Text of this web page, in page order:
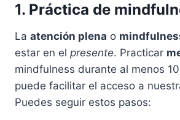
1. Práctica de
La atención plena o
estar en el presente. Practicar
mindfulness durante al menos
puede facilitar el acceso a
Puedes seguir estos pasos: